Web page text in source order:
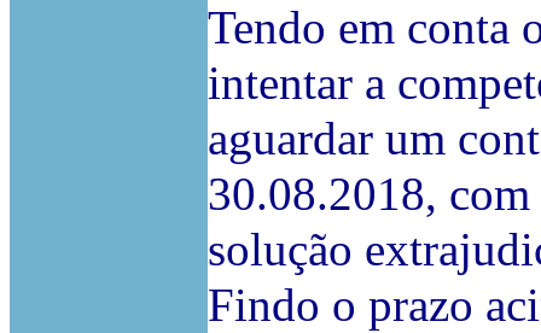
Tendo em conta
intentar a
aguardar um
30.08.2018, com
solução
Findo o prazo